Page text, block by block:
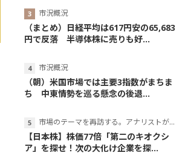
市況概況
（まとめ）日経平均は617円安の65,683
円で反落 半導体株に売りも好...
市況概況
（朝）米国市場では主要3指数がまちま
ち 中東情勢を巡る懸念の後退...
市場のテーマを再訪する。アナリストが読み解くテーマの本質
【日本株】株価77倍「第二のキオクシ
ア」を探せ！次の大化け企業を探...